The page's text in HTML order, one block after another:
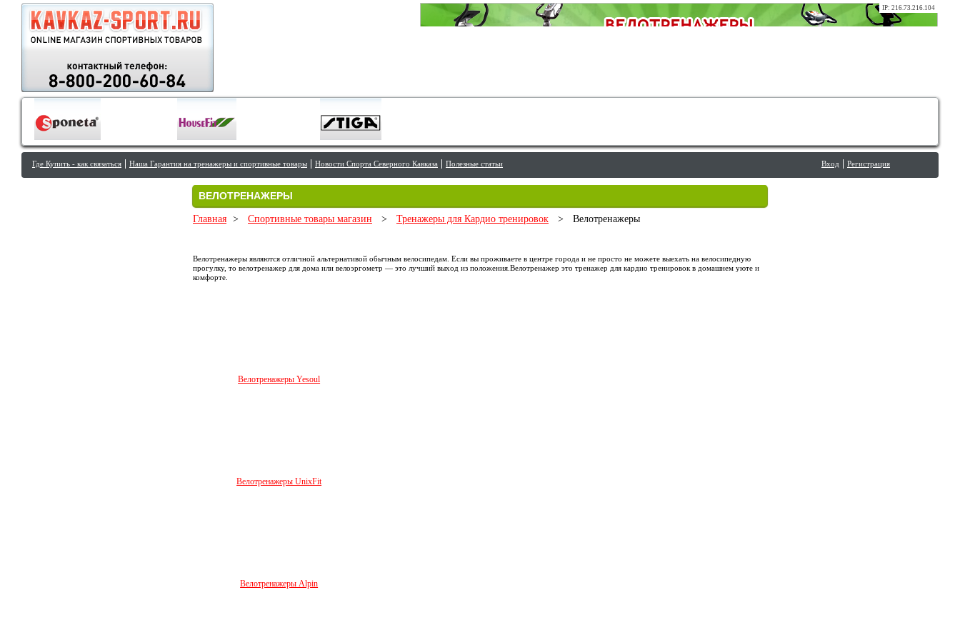
IP: 216.73.216.104
Вход Регистрация
Где Купить - как связаться Наша Гарантия на тренажеры и спортивные товары Новости Спорта Северного Кавказа Полезные статьи
ВЕЛОТРЕНАЖЕРЫ
Главная > Спортивные товары магазин > Тренажеры для Кардио тренировок > Велотренажеры
Велотренажеры являются отличной альтернативой обычным велосипедам. Если вы проживаете в центре города и не просто не можете выехать на велосипедную
прогулку, то велотренажер для дома или велоэргометр — это лучший выход из положения.Велотренажер это тренажер для кардио тренировок в домашнем уюте и
комфорте.
Велотренажеры Yesoul
Велотренажеры UnixFit
Велотренажеры Alpin